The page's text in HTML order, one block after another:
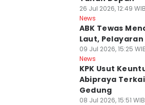
26 Jul 2026, 12:49 WIB
News
ABK Tewas
Laut,
09 Jul 2026, 15:25
News
KPK Usut
Abipraya
Gedung
08 Jul 2026, 15:51 WIB